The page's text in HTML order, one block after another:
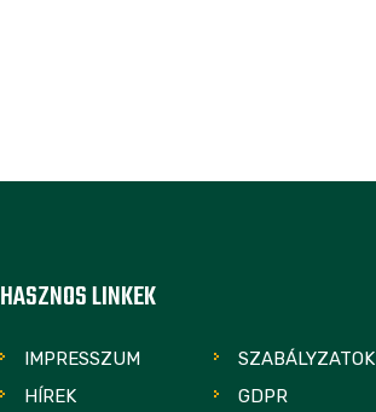
HASZNOS LINKEK
IMPRESSZUM
SZABÁLYZATOK
HÍREK
GDPR